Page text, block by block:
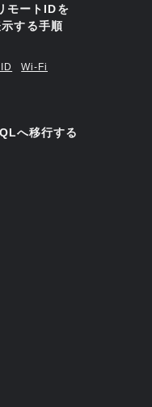
モートIDを
する手順
Wi-Fi
へ移行する